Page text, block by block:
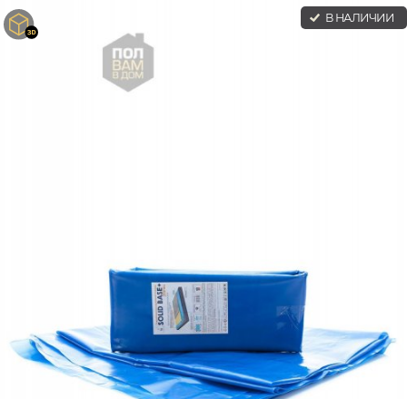
В НАЛИЧИИ